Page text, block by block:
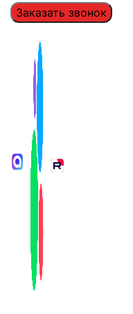
Заказать звонок